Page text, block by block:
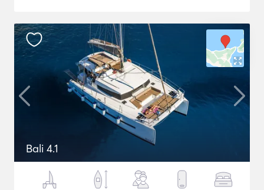
Bali 4.1